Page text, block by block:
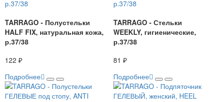
TARRAGO - Полустельки
HALF FIX, натуральная кожа,
р.37/38
122 ₽
Подробнее
TARRAGO - Стельки
WEEKLY, гигиенические,
р.37/38
81 ₽
Подробнее